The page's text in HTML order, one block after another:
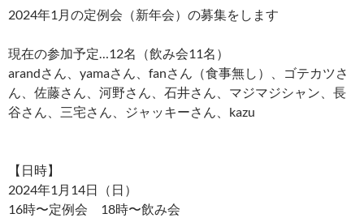
2024年1月の定例会（新年会）の募集をします
現在の参加予定…12名（飲み会11名）
arandさん、yamaさん、fanさん（食事無し）、ゴテカツさ
ん、佐藤さん、河野さん、石井さん、マジマジシャン、長
谷さん、三宅さん、ジャッキーさん、kazu
【日時】
2024年1月14日（日）
16時〜定例会 18時〜飲み会